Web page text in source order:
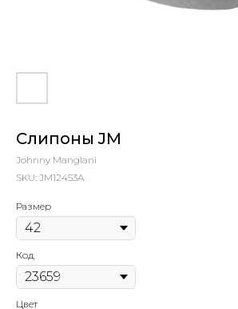
Слипоны JM
Johnny Manglani
SKU: JM12453A
Размер
Код
Цвет